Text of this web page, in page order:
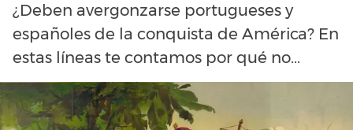
¿Deben avergonzarse portugueses y
españoles de la conquista de América? En
estas líneas te contamos por qué no...